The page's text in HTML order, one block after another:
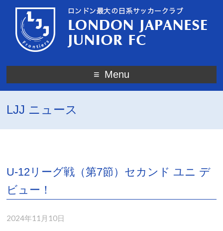
Menu
LJJ ニュース
U‐12リーグ戦（第7節）セカンド ユニ デ
ビュー！
2024年11月10日